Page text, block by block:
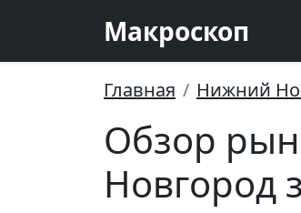
Макроскоп
Главная Нижний
Обзор
Новгород